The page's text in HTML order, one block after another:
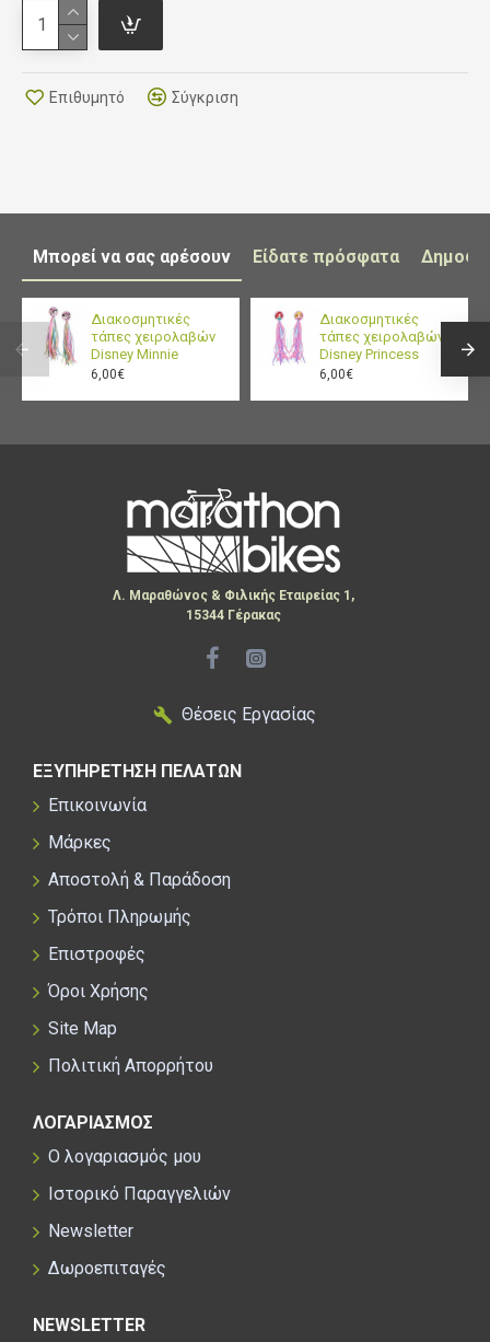
Επιθυμητό Σύγκριση
Μπορεί να σας αρέσουν Είδατε πρόσφατα
Διακοσμητικές
τάπες χειρολαβών
Disney Minnie
6,00€
Διακοσμητικές
τάπες χειρολαβών
Disney Princess
6,00€
Λ. Μαραθώνος & Φιλικής Εταιρείας 1,
15344 Γέρακας
Θέσεις Εργασίας
ΕΞΥΠΗΡΕΤΗΣΗ ΠΕΛΑΤΩΝ
Επικοινωνία
Μάρκες
Αποστολή & Παράδοση
Τρόποι Πληρωμής
Επιστροφές
Όροι Χρήσης
Site Map
Πολιτική Απορρήτου
ΛΟΓΑΡΙΑΣΜΟΣ
Ο λογαριασμός μου
Ιστορικό Παραγγελιών
Newsletter
Δωροεπιταγές
NEWSLETTER